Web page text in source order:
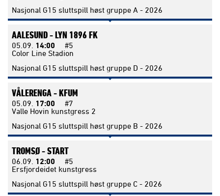
Nasjonal G15 sluttspill høst gruppe A - 2026
AALESUND -LYN 1896 FK
05.09. 14:00
#5
Color Line Stadion
Nasjonal G15 sluttspill høst gruppe D - 2026
VÅLERENGA -KFUM
05.09. 17:00
#7
Valle Hovin kunstgress 2
Nasjonal G15 sluttspill høst gruppe B - 2026
TROMSØ -START
06.09. 12:00
#5
Ersfjordeidet kunstgress
Nasjonal G15 sluttspill høst gruppe C - 2026